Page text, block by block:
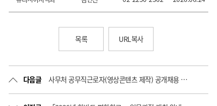
목록 URL복사
다음글 사무처 공무직근로자(영상콘텐츠 제작) 공개채용 최종합격자 발표